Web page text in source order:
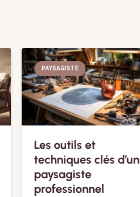
PAYSAGISTE
Les outils et
techniques clés d’un
paysagiste
professionnel